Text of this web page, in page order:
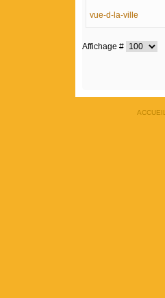
vue-d-la-ville
Affichage #
ACCUEIL